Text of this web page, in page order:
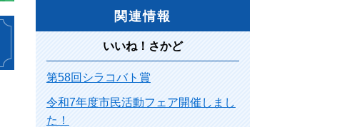
関連情報
いいね！さかど
第58回シラコバト賞
令和7年度市民活動フェア開催しまし
た！